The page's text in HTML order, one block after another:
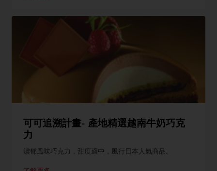
可可追溯計畫- 產地精選越南牛奶巧克
力
濃郁風味巧克力，甜度適中，風行日本人氣商品。